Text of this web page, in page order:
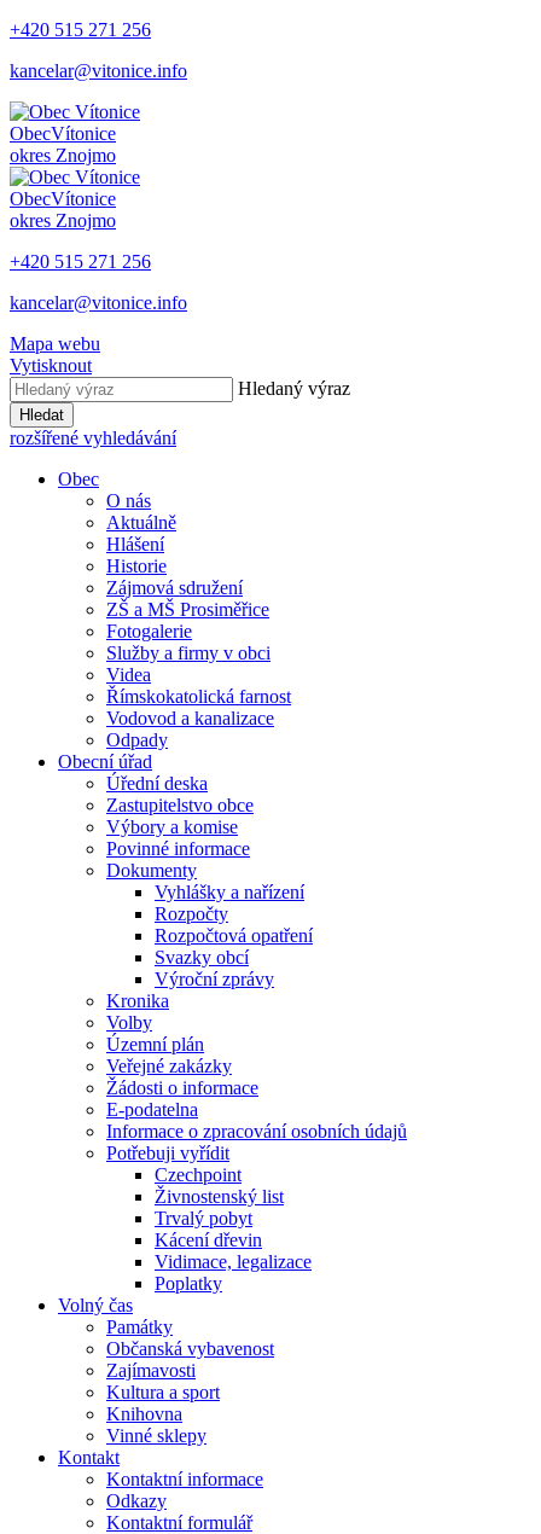
+420 515 271 256
kancelar@vitonice.info
ObecVítonice
okres Znojmo
ObecVítonice
okres Znojmo
+420 515 271 256
kancelar@vitonice.info
Mapa webu
Vytisknout
Hledaný výraz
Hledat
rozšířené vyhledávání
Obec
O nás
Aktuálně
Hlášení
Historie
Zájmová sdružení
ZŠ a MŠ Prosiměřice
Fotogalerie
Služby a firmy v obci
Videa
Římskokatolická farnost
Vodovod a kanalizace
Odpady
Obecní úřad
Úřední deska
Zastupitelstvo obce
Výbory a komise
Povinné informace
Dokumenty
Vyhlášky a nařízení
Rozpočty
Rozpočtová opatření
Svazky obcí
Výroční zprávy
Kronika
Volby
Územní plán
Veřejné zakázky
Žádosti o informace
E-podatelna
Informace o zpracování osobních údajů
Potřebuji vyřídit
Czechpoint
Živnostenský list
Trvalý pobyt
Kácení dřevin
Vidimace, legalizace
Poplatky
Volný čas
Památky
Občanská vybavenost
Zajímavosti
Kultura a sport
Knihovna
Vinné sklepy
Kontakt
Kontaktní informace
Odkazy
Kontaktní formulář